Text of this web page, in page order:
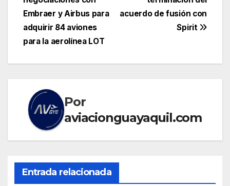
de
entradas
acuerdo de fusión con
Spirit
Embraer y Airbus para
adquirir 84 aviones
para la aerolínea LOT
Por
aviacionguayaquil.com
Entrada relacionada